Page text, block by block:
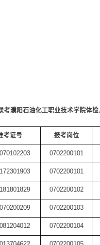
考濮阳石油化工职业技术学院体
考证号 报考岗位
0702200101
0702200101
0702200102
0702200103
0702200104